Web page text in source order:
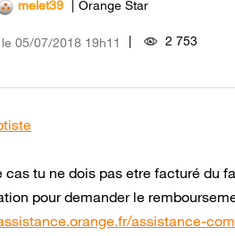
melet39 Orange Star
‎05/07/2018 19h11 2 753
cas tu ne dois pas etre facturé du
pour demander le
assistance-